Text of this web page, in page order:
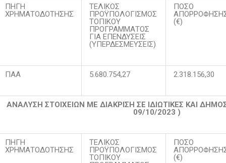
ΠΗΓΗ
ΧΡΗΜΑΤΟΔΟΤΗΣΗΣ
ΤΕΛΙΚΟΣ
ΠΡΟΫΠΟΛΟΓΙΣΜΟΣ
ΤΟΠΙΚΟΥ
ΠΡΟΓΡΑΜΜΑΤΟΣ
ΓΙΑ ΕΠΕΝΔΥΣΕΙΣ
(ΥΠΕΡΔΕΣΜΕΥΣΕΙΣ)
ΠΟΣΟ
(€)
ΠΑΑ 5.680.754,27 2.318.156,30
ΑΝΑΛΥΣΗ ΣΤΟΙΧΕΙΩΝ ΜΕ ΔΙΑΚΡΙΣΗ ΣΕ ΙΔΙΩΤΙΚΕΣ ΚΑΙ
09/10/2023 )
ΠΗΓΗ
ΧΡΗΜΑΤΟΔΟΤΗΣΗΣ
ΤΕΛΙΚΟΣ
ΠΡΟΫΠΟΛΟΓΙΣΜΟΣ
ΤΟΠΙΚΟΥ
ΠΟΣΟ
(€)